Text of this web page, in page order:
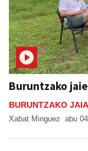
Buruntzako
BURUNTZAKO
Xabat Minguez abu 04